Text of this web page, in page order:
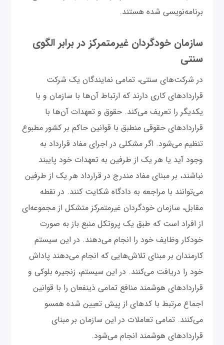
برنامه‌نویسی شده هستند.
سازمان خودگردان غیرمتمرکز در برابر الگوی
سنتی
در شرکت‌های سنتی، تمامی نمایندگان یک شرکت
قراردادهای کاری دارند که ارتباط آن‌ها با سازمان و با
یکدیگر را تعریف می‌کند. حقوق و تعهدات آن‌ها با
قراردادهای حقوقی منطبق با قوانین حاکم بر کشور مطبوع
تنظیم می‌شود. اگر مشکلی در اجرای مفاد قرارداد به
وجود آید یا هر یک از طرفین به تعهدات خود پایبند
نباشند، بر مبنای مفاد مندرج در قرارداد هر یک از طرفین
می‌توانند با مراجعه به دادگاه شکایت کنند. در نقطه
مقابل، سازمان خودگردان غیرمتمرکز متشکل از مجموعه‌ای
از افراد است که طبق یک پروتکل منبع باز به صورت
خودکار وظایف خود را انجام می‌دهند. در این سیستم
کارمندان بر مبنای تلاش‌هایی که انجام می‌دهند پاداش
خود را دریافت می‌کنند. در این سیستم، زنجیره بلوکی و
قراردادهای هوشمند منافع تمامی ذینفعان را با قوانین
اجماع مرتبط با کدهای از پیش تعیین شده همسو
می‌کنند. تمامی تعاملات در این سازمان بر مبنای
قراردادهای هوشمند انجام می‌شود.